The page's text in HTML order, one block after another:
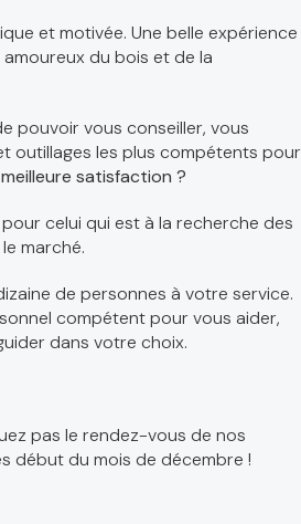
et motivée. Une belle expérience
du bois et de la
pouvoir vous conseiller, vous
outillages les plus compétents pour
satisfaction ?
celui qui est à la recherche des
marché.
de personnes à votre service.
compétent pour vous aider,
dans votre choix.
pas le rendez-vous de nos
début du mois de décembre !